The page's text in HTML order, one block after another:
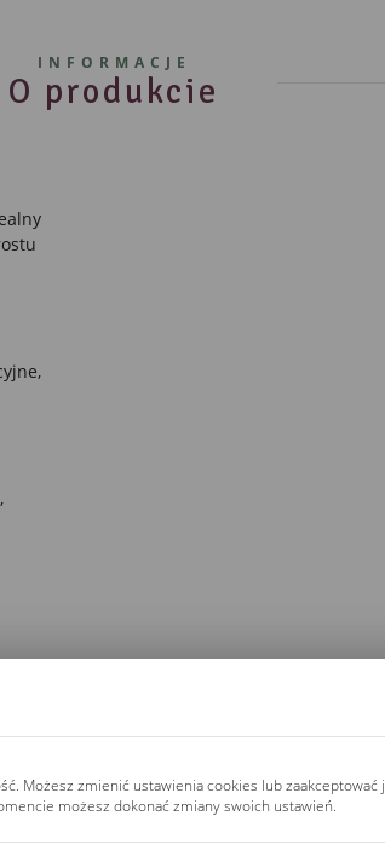
INFORMACJE
O produkcie
Możesz zmienić ustawienia cookies lub zaakceptować
możesz dokonać zmiany swoich ustawień.